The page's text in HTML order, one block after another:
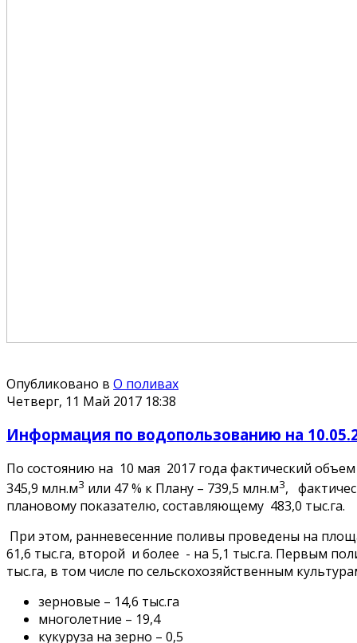
Опубликовано в О поливах
Четверг, 11 Май 2017 18:38
Информация по водопользованию на
По состоянию на 10 мая 2017 года фактический
345,9 млн.м3 или 47 % к Плану – 739,5 млн.м3,
плановому показателю, составляющему 483,0 тыс.га.
При этом, ранневесенние поливы проведены на
61,6 тыс.га, второй и более - на 5,1 тыс.га. Первым
тыс.га, в том числе по сельскохозяйственным
зерновые – 14,6 тыс.га
многолетние – 19,4
кукуруза на зерно – 0,5